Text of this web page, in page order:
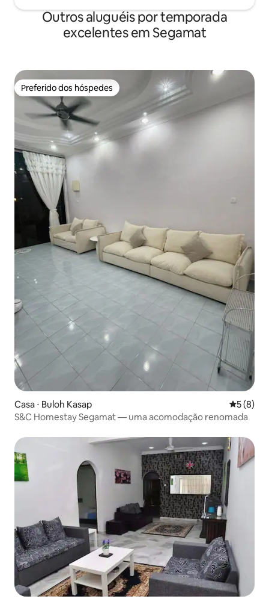
mesmo" • Macarrão artesanal famoso na
internet • FamilyMart • CIMB • Padaria •
Econsave, etc. Nós valorizamos muito
tranquilidade 🙂
Outros aluguéis por temporada
excelentes em Segamat
Preferido dos hóspedes
Preferido dos hóspedes
Casa ⋅ Buloh Kasap 5 de
5 (8)
S&C Homestay Segamat — uma acomodação renomada